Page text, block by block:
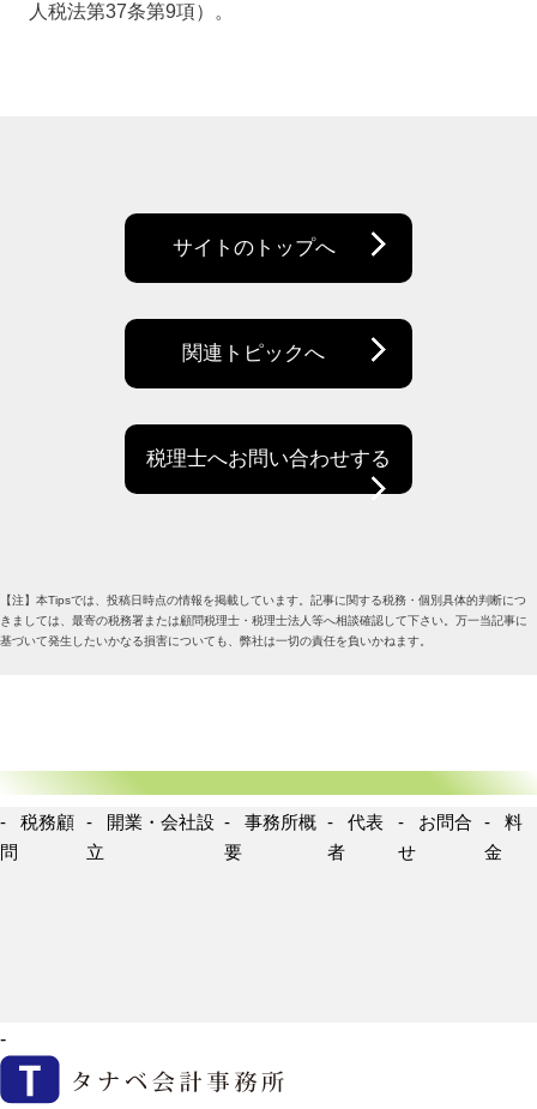
人税法第37条第9項）。
サイトのトップへ
関連トピックへ
税理士へお問い合わせする
【注】本Tipsでは、投稿日時点の情報を掲載しています。記事に関する税務・個別具体的判断につ
きましては、最寄の税務署または顧問税理士・税理士法人等へ相談確認して下さい。万一当記事に
基づいて発生したいかなる損害についても、弊社は一切の責任を負いかねます。
税務顧
問
開業・会社設
立
事務所概
要
代表
者
お問合
せ
料
金